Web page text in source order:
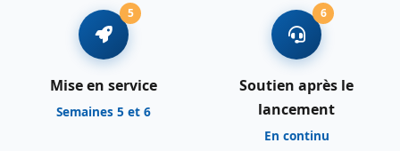
5
Mise en service
Semaines 5 et 6
6
Soutien après le
lancement
En continu